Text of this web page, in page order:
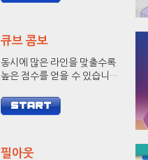
큐브 콤보
동시에 많은 라인을 맞출수록
높은 점수를 얻을 수 있습니다.
도전해 보세요.
필아웃